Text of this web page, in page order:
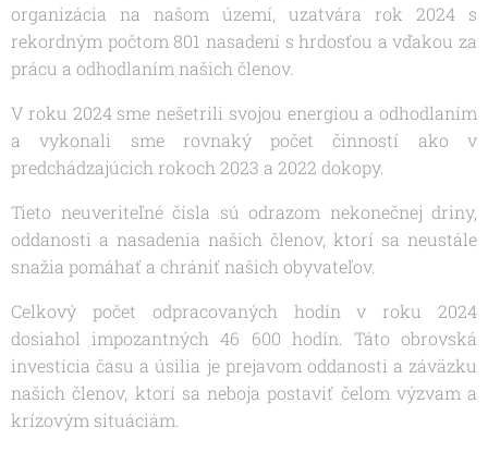
organizácia na našom území, uzatvára rok 2024 s
rekordným počtom 801 nasadení s hrdosťou a vďakou za
prácu a odhodlaním našich členov.
V roku 2024 sme nešetrili svojou energiou a odhodlaním
a vykonali sme rovnaký počet činností ako v
predchádzajúcich rokoch 2023 a 2022 dokopy.
Tieto neuveriteľné čísla sú odrazom nekonečnej driny,
oddanosti a nasadenia našich členov, ktorí sa neustále
snažia pomáhať a chrániť našich obyvateľov.
Celkový počet odpracovaných hodín v roku 2024
dosiahol impozantných 46 600 hodín. Táto obrovská
investícia času a úsilia je prejavom oddanosti a záväzku
našich členov, ktorí sa neboja postaviť čelom výzvam a
krízovým situáciám.